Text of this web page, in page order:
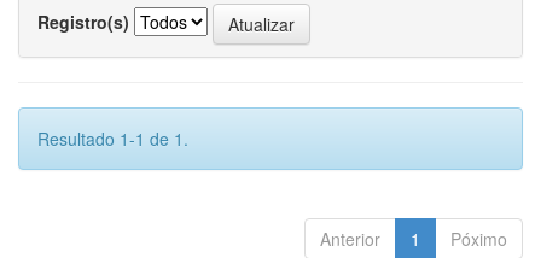
Registro(s)
Resultado 1-1 de 1.
Anterior 1 Póximo